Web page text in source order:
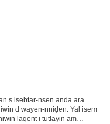
s isebtar-nsen anda ara
d wayen-nniḍen. Yal isem
laqent i tutlayin am